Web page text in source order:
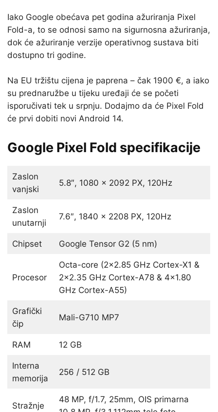
Iako Google obećava pet godina ažuriranja Pixel
Fold-a, to se odnosi samo na sigurnosna ažuriranja,
dok će ažuriranje verzije operativnog sustava biti
dostupno tri godine.
Na EU tržištu cijena je paprena – čak 1900 €, a iako
su prednaružbe u tijeku uređaji će se početi
isporučivati tek u srpnju. Dodajmo da će Pixel Fold
će prvi dobiti novi Android 14.
Google Pixel Fold specifikacije
Zaslon
vanjski
5.8″, 1080 x 2092 PX, 120Hz
Zaslon
unutarnji
7.6″, 1840 x 2208 PX, 120Hz
Chipset Google Tensor G2 (5 nm)
Procesor
Octa-core (2×2.85 GHz Cortex-X1 &
2×2.35 GHz Cortex-A78 & 4×1.80
GHz Cortex-A55)
Grafički
čip
Mali-G710 MP7
RAM 12 GB
Interna
memorija
256 / 512 GB
Stražnje
48 MP, f/1.7, 25mm, OIS primarna